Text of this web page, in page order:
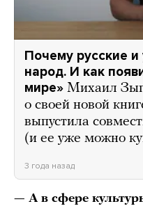
Почему русские
народ. И как
мире» Михаил
о своей новой
выпустила
(и ее уже можно
3 года назад
— А в сфере